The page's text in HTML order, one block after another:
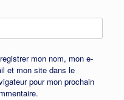
mon nom, mon e-
et mon site dans le
pour mon prochain